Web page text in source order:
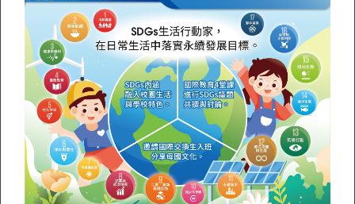
梁社漢排骨及鬍鬚張
魯肉飯求助取餐。